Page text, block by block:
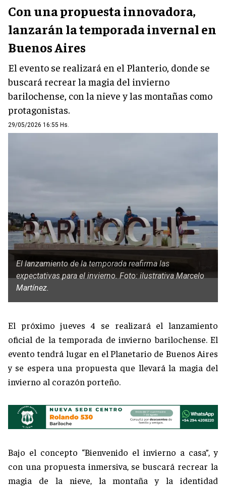
Con una propuesta innovadora,
lanzarán la temporada invernal en
Buenos Aires
El evento se realizará en el Planterio, donde se
buscará recrear la magia del invierno
barilochense, con la nieve y las montañas como
protagonistas.
29/05/2026 16:55 Hs.
El lanzamiento de la temporada reafirma las
expectativas para el invierno. Foto: ilustrativa Marcelo
Martínez.
El próximo jueves 4 se realizará el lanzamiento
oficial de la temporada de invierno barilochense. El
evento tendrá lugar en el Planetario de Buenos Aires
y se espera una propuesta que llevará la magia del
invierno al corazón porteño.
Bajo el concepto “Bienvenido el invierno a casa”, y
con una propuesta inmersiva, se buscará recrear la
magia de la nieve, la montaña y la identidad